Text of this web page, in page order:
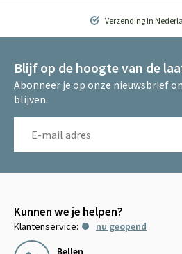
Verzending in
Blijf op de hoogte van de
Abonneer je op onze nieuwsbrief
blijven.
Kunnen we je helpen?
Klantenservice:
nu geopend
Bellen